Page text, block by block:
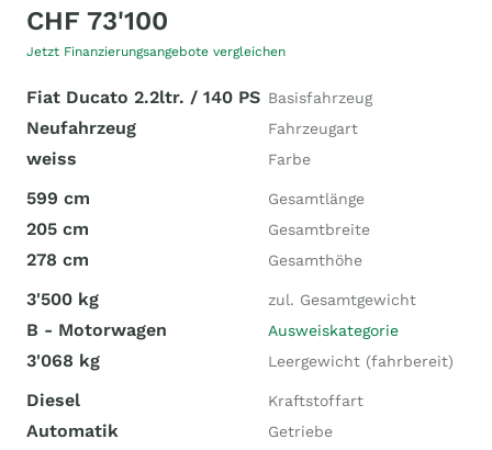
CHF 73'100
Jetzt Finanzierungsangebote vergleichen
Fiat Ducato 2.2ltr. / 140 PS Basisfahrzeug
Neufahrzeug Fahrzeugart
weiss Farbe
599 cm Gesamtlänge
205 cm Gesamtbreite
278 cm Gesamthöhe
3'500 kg zul. Gesamtgewicht
B - Motorwagen Ausweiskategorie
3'068 kg Leergewicht (fahrbereit)
Diesel Kraftstoffart
Automatik Getriebe